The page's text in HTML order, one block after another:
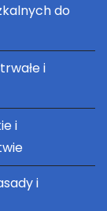
do
i
i
i